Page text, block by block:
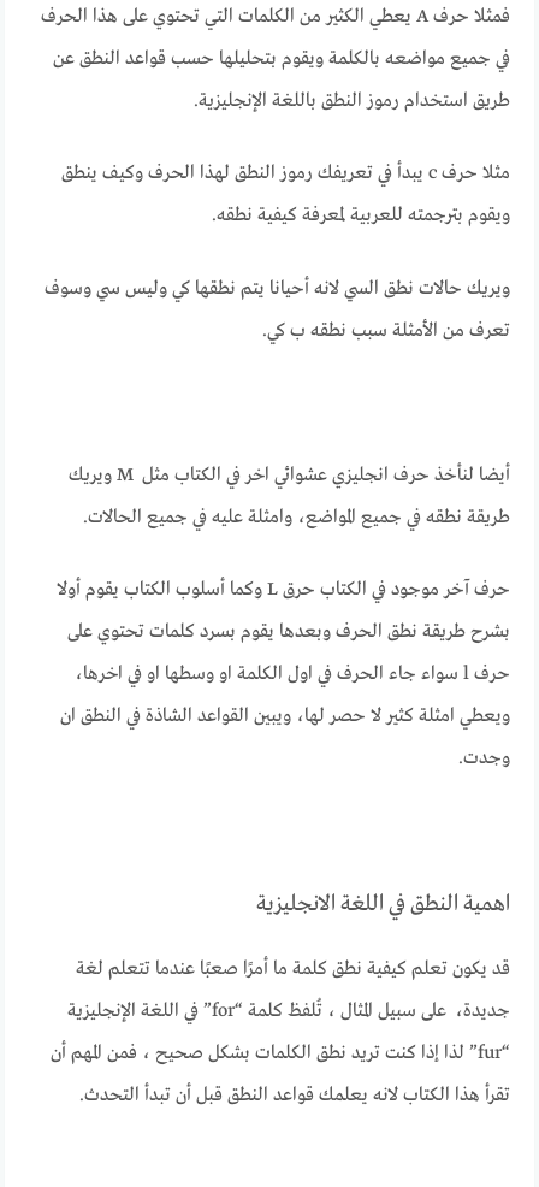
فمثلا حرف A يعطي الكثير من الكلمات التي تحتوي على هذا الحرف
في جميع مواضعه بالكلمة ويقوم بتحليلها حسب قواعد النطق عن
طريق استخدام رموز النطق باللغة الإنجليزية.
مثلا حرف c يبدأ في تعريفك رموز النطق لهذا الحرف وكيف ينطق
ويقوم بترجمته للعربية لمعرفة كيفية نطقه.
ويريك حالات نطق السي لانه أحيانا يتم نطقها كي وليس سي وسوف
تعرف من الأمثلة سبب نطقه ب كي.
أيضا لنأخذ حرف انجليزي عشوائي اخر في الكتاب مثل M ويريك
طريقة نطقه في جميع المواضع، وامثلة عليه في جميع الحالات.
حرف آخر موجود في الكتاب حرق L وكما أسلوب الكتاب يقوم أولا
بشرح طريقة نطق الحرف وبعدها يقوم بسرد كلمات تحتوي على
حرف l سواء جاء الحرف في اول الكلمة او وسطها او في اخرها،
ويعطي امثلة كثير لا حصر لها، ويبين القواعد الشاذة في النطق ان
وجدت.
اهمية النطق في اللغة الانجليزية
قد يكون تعلم كيفية نطق كلمة ما أمرًا صعبًا عندما تتعلم لغة
جديدة، على سبيل المثال ، تُلفظ كلمة “for” في اللغة الإنجليزية
“fur” لذا إذا كنت تريد نطق الكلمات بشكل صحيح ، فمن المهم أن
تقرأ هذا الكتاب لانه يعلمك قواعد النطق قبل أن تبدأ التحدث.